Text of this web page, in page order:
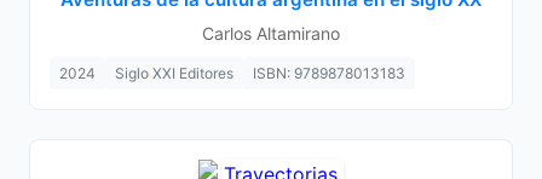
Carlos Altamirano
2024 Siglo XXI Editores ISBN: 9789878013183